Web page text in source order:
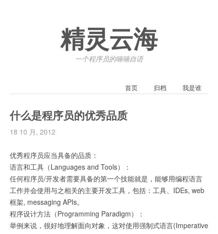
精灵云海
一个程序员的喃喃自语
首页 归档 我是谁
什么是程序员的优秀品质
18 10 月, 2012
优秀程序员应当具备的品质：
语言和工具（Languages and Tools）：
任何程序员/开发者需要具备的第一个技能就是，能够用编程语言
工作并会使用与之相关的主要开发工具，包括：工具、IDEs, web
框架, messaging APIs。
程序设计方法（Programming Paradigm）：
举例来说，很好地理解面向对象，这对使用强制式语言(Imperative